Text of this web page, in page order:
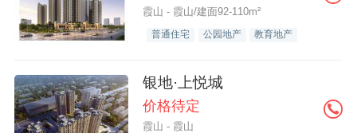
霞山 - 霞山/建面92-110m²
普通住宅 公园地产 教育地产
银地·上悦城
价格待定
霞山 - 霞山